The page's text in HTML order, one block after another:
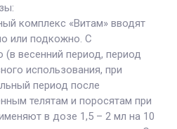
комплекс «Витам» вводят
или подкожно. С
весенний период, период
использования, при
период после
телятам и поросятам при
в дозе 1,5 – 2 мл на 10